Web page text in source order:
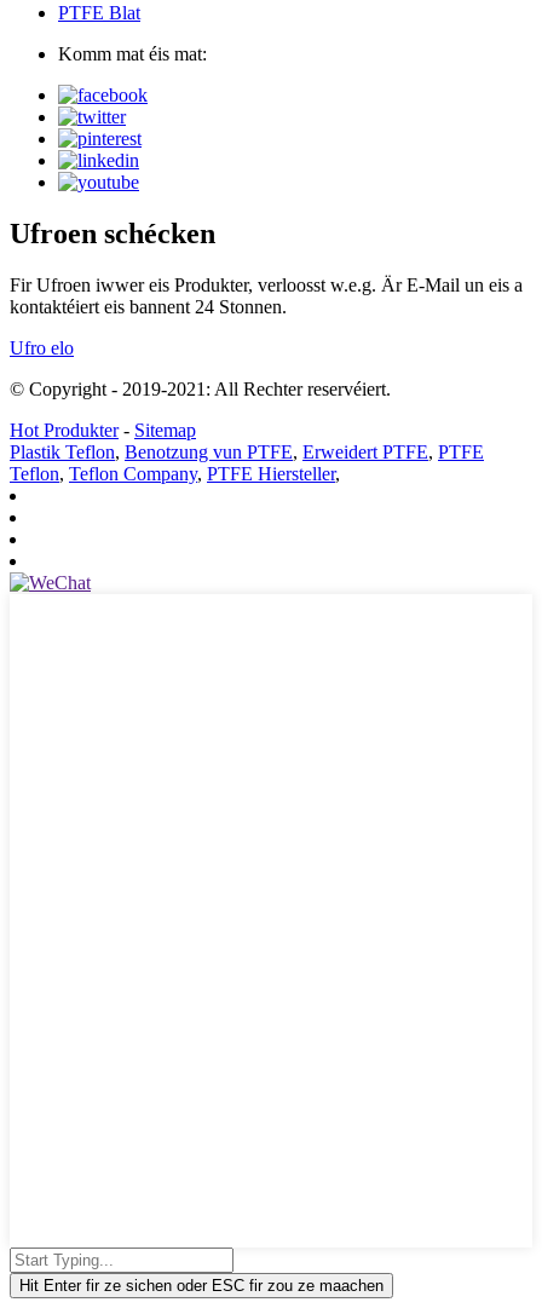
PTFE Blat
Komm mat éis mat:
Ufroen schécken
Fir Ufroen iwwer eis Produkter, verloosst w.e.g. Är E-Mail un eis a
kontaktéiert eis bannent 24 Stonnen.
Ufro elo
© Copyright - 2019-2021: All Rechter reservéiert.
Hot Produkter- Sitemap
Plastik Teflon, Benotzung vun PTFE, Erweidert PTFE, PTFE
Teflon, Teflon Company, PTFE Hiersteller,
Hit Enter fir ze sichen oder ESC fir zou ze maachen